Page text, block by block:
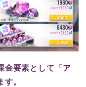
金要素として「ア
。